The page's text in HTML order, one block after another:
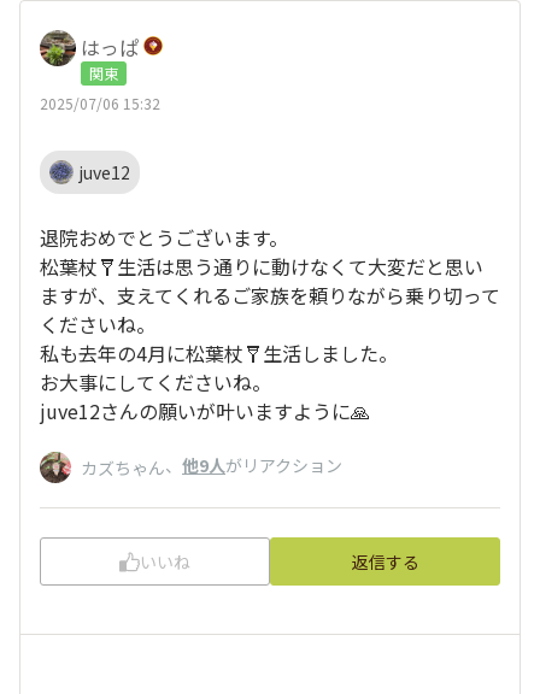
はっぱ
関東
2025/07/06 15:32
juve12
退院おめでとうございます。
松葉杖🩼生活は思う通りに動けなくて大変だと思い
ますが、支えてくれるご家族を頼りながら乗り切って
くださいね。
私も去年の4月に松葉杖🩼生活しました。
お大事にしてくださいね。
juve12さんの願いが叶いますように🙏
カズちゃん、 他9人がリアクション
いいね 返信する